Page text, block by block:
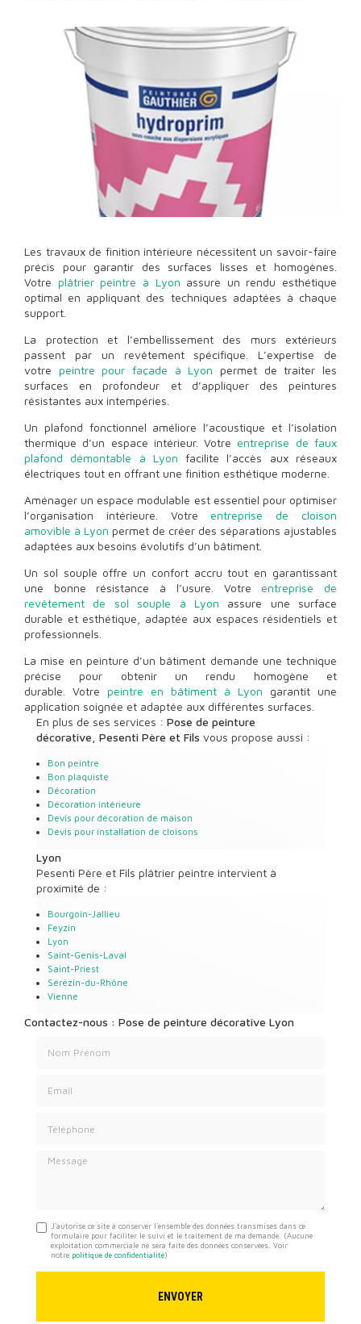
Les travaux de finition intérieure nécessitent un savoir-faire
précis pour garantir des surfaces lisses et homogènes.
Votre plâtrier peintre à Lyon assure un rendu esthétique
optimal en appliquant des techniques adaptées à chaque
support.
La protection et l’embellissement des murs extérieurs
passent par un revêtement spécifique. L’expertise de
votre peintre pour façade à Lyon permet de traiter les
surfaces en profondeur et d’appliquer des peintures
résistantes aux intempéries.
Un plafond fonctionnel améliore l’acoustique et l’isolation
thermique d’un espace intérieur. Votre entreprise de faux
plafond démontable à Lyon facilite l’accès aux réseaux
électriques tout en offrant une finition esthétique moderne.
Aménager un espace modulable est essentiel pour optimiser
l’organisation intérieure. Votre entreprise de cloison
amovible à Lyon permet de créer des séparations ajustables
adaptées aux besoins évolutifs d’un bâtiment.
Un sol souple offre un confort accru tout en garantissant
une bonne résistance à l’usure. Votre entreprise de
revêtement de sol souple à Lyon assure une surface
durable et esthétique, adaptée aux espaces résidentiels et
professionnels.
La mise en peinture d’un bâtiment demande une technique
précise pour obtenir un rendu homogène et
durable. Votre peintre en bâtiment à Lyon garantit une
application soignée et adaptée aux différentes surfaces.
En plus de ses services : Pose de peinture
décorative, Pesenti Père et Fils vous propose aussi :
Bon peintre
Bon plaquiste
Décoration
Décoration intérieure
Devis pour décoration de maison
Devis pour installation de cloisons
Lyon
Pesenti Père et Fils plâtrier peintre intervient à
proximité de :
Bourgoin-Jallieu
Feyzin
Lyon
Saint-Genis-Laval
Saint-Priest
Sérézin-du-Rhône
Vienne
Contactez-nous : Pose de peinture décorative Lyon
Message
J'autorise ce site à conserver l'ensemble des données transmises dans ce
formulaire pour faciliter le suivi et le traitement de ma demande. (Aucune
exploitation commerciale ne sera faite des données conservées. Voir
notre politique de confidentialité)